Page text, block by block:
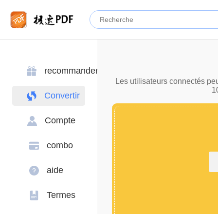
recommander
Convertir
Compte
combo
aide
Termes
Les utilisateurs connectés